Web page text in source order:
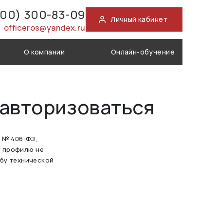
300-83-09
officeros@yandex.ru
Личный кабинет
О компании Онлайн-обучение
№ 406-ФЗ,
профилю не
технической